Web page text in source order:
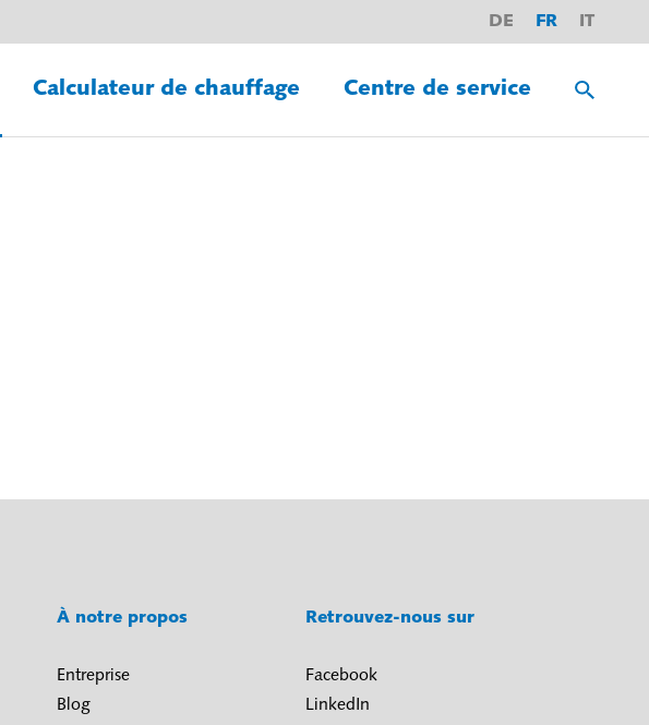
DE FR IT
Calculateur de chauffage Centre de service
À notre propos
Entreprise
Blog
Retrouvez-nous sur
Facebook
LinkedIn